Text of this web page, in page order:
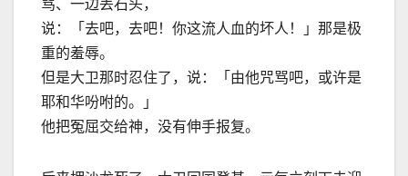
骂、一边丢石头，
说：「去吧，去吧！你这流人血的坏人！」那是极
重的羞辱。
但是大卫那时忍住了，说：「由他咒骂吧，或许是
耶和华吩咐的。」
他把冤屈交给神，没有伸手报复。